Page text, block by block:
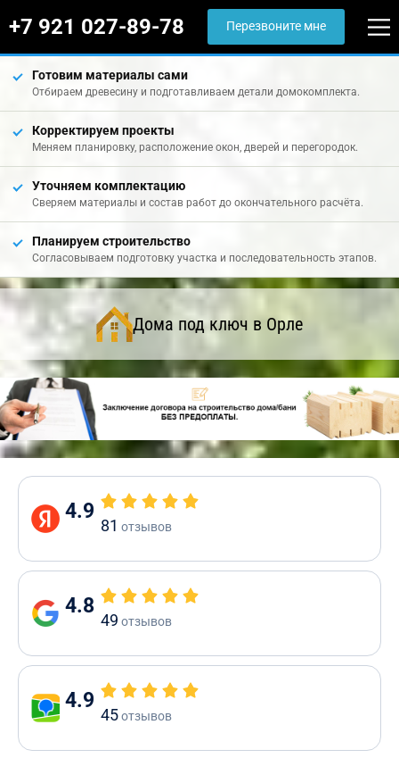
+7 921 027-89-78 Перезвоните мне
Готовим материалы сами
Отбираем древесину и подготавливаем детали домокомплекта.
Корректируем проекты
Меняем планировку, расположение окон, дверей и перегородок.
Уточняем комплектацию
Сверяем материалы и состав работ до окончательного расчёта.
Планируем строительство
Согласовываем подготовку участка и последовательность этапов.
Дома под ключ в Орле
4.9
81 отзывов
4.8
49 отзывов
4.9
45отзывов